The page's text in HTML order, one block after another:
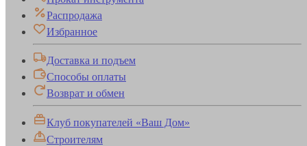
Распродажа
Избранное
Доставка и подъем
Способы оплаты
Возврат и обмен
Клуб покупателей «Ваш Дом»
Строителям